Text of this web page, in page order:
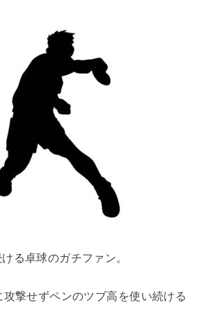
る卓球のガチファン。
撃せずペンのツブ高を使い続ける